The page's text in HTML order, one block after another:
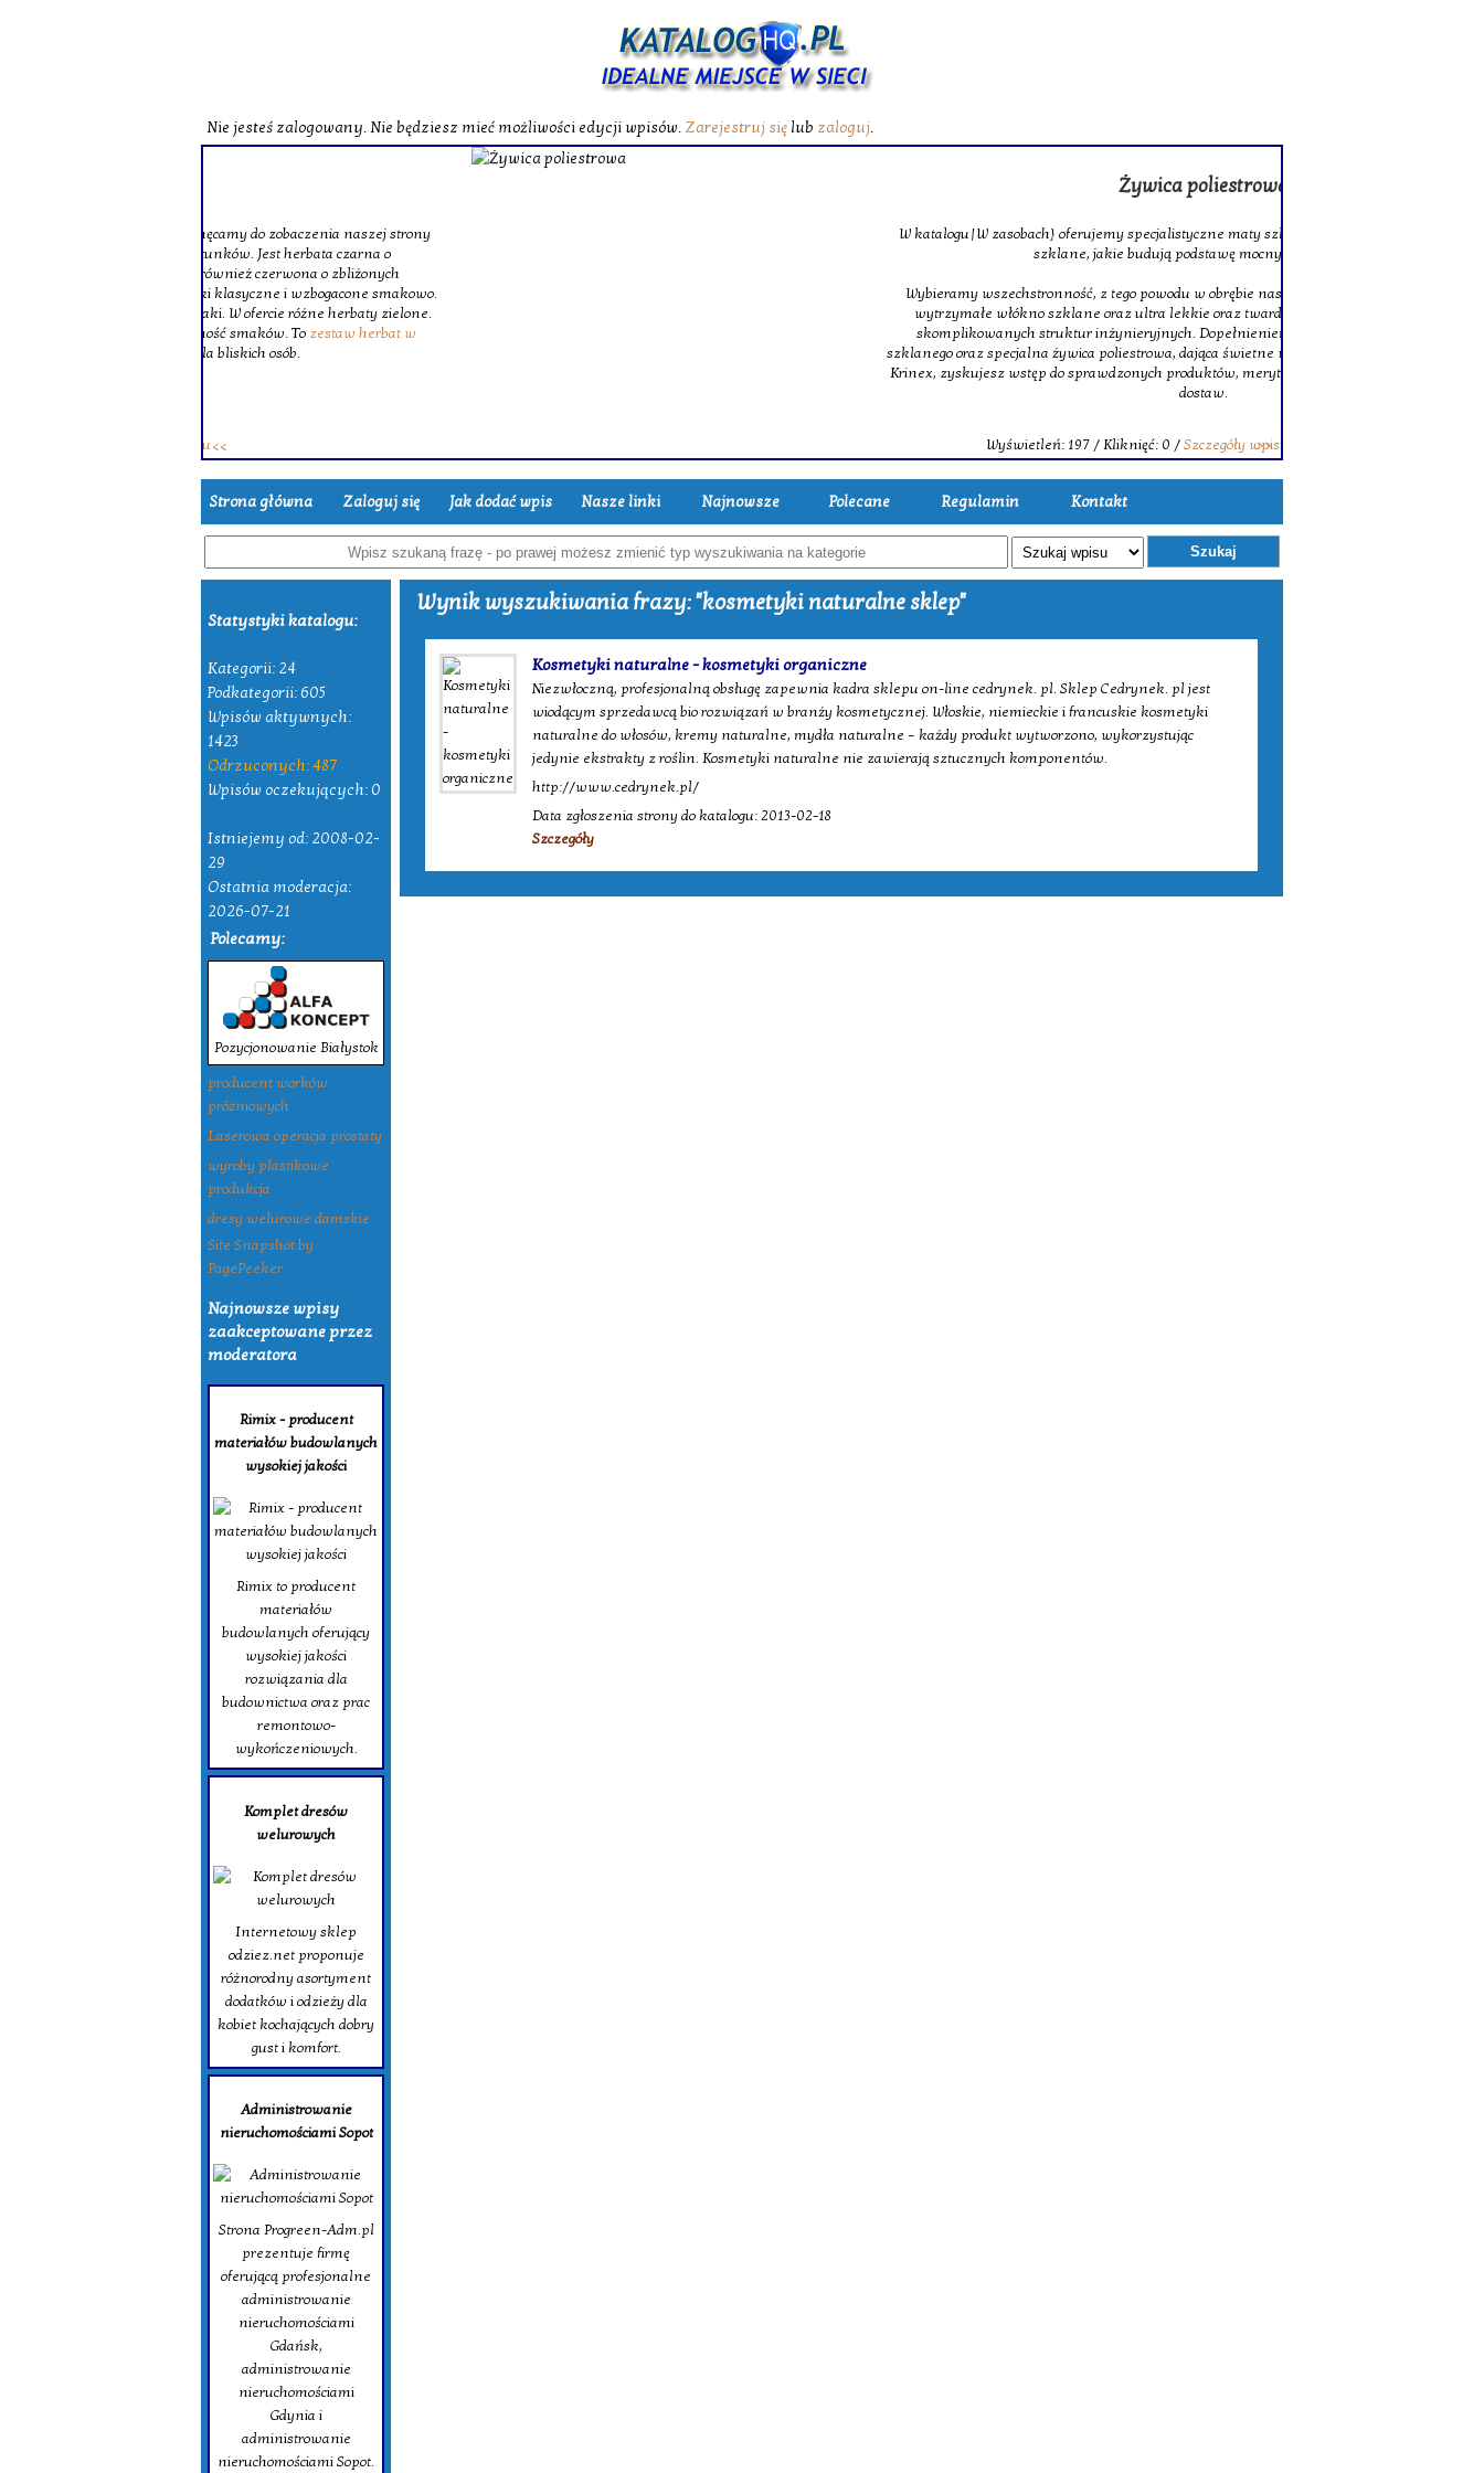
Nie jesteś zalogowany. Nie będziesz mieć możliwości edycji wpisów. Zarejestruj się lub zaloguj.
W katalogu|W zasobach} oferujemy specjalistyczne maty szklane oraz wysokiej jakości tkaniny
szklane, jakie budują podstawę mocnych laminatów.
Wybieramy wszechstronność, z tego powodu w obrębie naszej stałej ofercie znajduje się także
wytrzymałe włókno szklane oraz ultra lekkie oraz twarde włókno węglowe, doskonałe do
skomplikowanych struktur inżynieryjnych. Dopełnieniem zostały solidne pręty z włókna
szklanego oraz specjalna żywica poliestrowa, dająca świetne właściwości łączenia. Decydując się na
Krinex, zyskujesz wstęp do sprawdzonych produktów, merytorycznego pomocy oraz terminowych
Szczegóły wpisu
Strona główna Zaloguj się Jak dodać wpis Nasze linki Najnowsze Polecane Regulamin Kontakt
Szukaj
Statystyki katalogu:
Kategorii: 24
Podkategorii: 605
Wpisów aktywnych:
1423
Odrzuconych: 487
Wpisów oczekujących: 0
Istniejemy od: 2008-02-
29
Ostatnia moderacja:
2026-07-21
Polecamy:
Pozycjonowanie Białystok
producent worków
próżniowych
Laserowa operacja prostaty
wyroby plastikowe
produkcja
dresy welurowe damskie
Site Snapshot by
PagePeeker
Najnowsze wpisy
zaakceptowane przez
moderatora
Rimix - producent
materiałów budowlanych
wysokiej jakości
Rimix to producent
materiałów
budowlanych oferujący
wysokiej jakości
rozwiązania dla
budownictwa oraz prac
remontowo-
wykończeniowych.
Komplet dresów
welurowych
Internetowy sklep
odziez.net proponuje
różnorodny asortyment
dodatków i odzieży dla
kobiet kochających dobry
gust i komfort.
Administrowanie
nieruchomościami Sopot
Strona Progreen-Adm.pl
prezentuje firmę
oferującą profesjonalne
administrowanie
nieruchomościami
Gdańsk,
administrowanie
nieruchomościami
Gdynia i
administrowanie
nieruchomościami Sopot.
Wynik wyszukiwania frazy: "kosmetyki naturalne sklep"
Kosmetyki naturalne - kosmetyki organiczne
Niezwłoczną, profesjonalną obsługę zapewnia kadra sklepu on-line cedrynek. pl. Sklep Cedrynek. pl jest
wiodącym sprzedawcą bio rozwiązań w branży kosmetycznej. Włoskie, niemieckie i francuskie kosmetyki
naturalne do włosów, kremy naturalne, mydła naturalne – każdy produkt wytworzono, wykorzystując
jedynie ekstrakty z roślin. Kosmetyki naturalne nie zawierają sztucznych komponentów.
http://www.cedrynek.pl/
Data zgłoszenia strony do katalogu: 2013-02-18
Szczegóły